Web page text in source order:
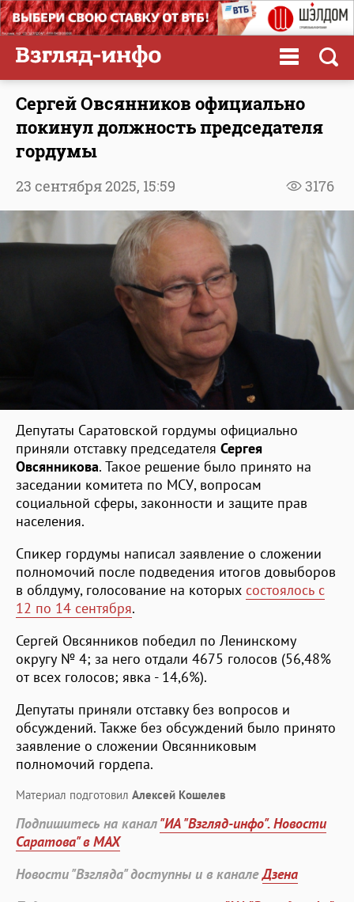
Сергей Овсянников официально
покинул должность председателя
гордумы
3176
23 сентября 2025, 15:59
Депутаты Саратовской гордумы официально
приняли отставку председателя Сергея
Овсянникова. Такое решение было принято на
заседании комитета по МСУ, вопросам
социальной сферы, законности и защите прав
населения.
Спикер гордумы написал заявление о сложении
полномочий после подведения итогов довыборов
в облдуму, голосование на которых состоялось с
12 по 14 сентября.
Сергей Овсянников победил по Ленинскому
округу № 4; за него отдали 4675 голосов (56,48%
от всех голосов; явка - 14,6%).
Депутаты приняли отставку без вопросов и
обсуждений. Также без обсуждений было принято
заявление о сложении Овсянниковым
полномочий гордепа.
Материал подготовил Алексей Кошелев
Подпишитесь на канал"ИА "Взгляд-инфо". Новости
Саратова" в MAX
Новости "Взгляда" доступны и в каналеДзена